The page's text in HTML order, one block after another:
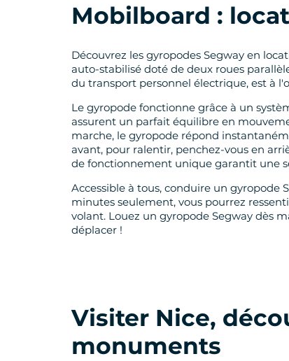
Mobilboard :
Découvrez les gyropodes Segway en
auto-stabilisé doté de deux roues
du transport personnel électrique, est à
Le gyropode fonctionne grâce à un
assurent un parfait équilibre en
marche, le gyropode répond
avant, pour ralentir, penchez-vous en
de fonctionnement unique garantit une
Accessible à tous, conduire un gyropode
minutes seulement, vous pourrez
volant. Louez un gyropode Segway dès
déplacer !
Visiter Nice,
monuments